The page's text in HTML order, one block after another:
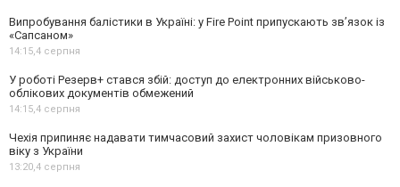
Випробування балістики в Україні: у Fire Point припускають зв’язок із
«Сапсаном»
14:15,4 серпня
У роботі Резерв+ стався збій: доступ до електронних військово-
облікових документів обмежений
14:15,4 серпня
Чехія припиняє надавати тимчасовий захист чоловікам призовного
віку з України
13:20,4 серпня